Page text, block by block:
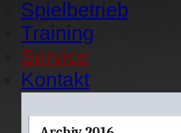
Spielbetrieb
Training
Service
Kontakt